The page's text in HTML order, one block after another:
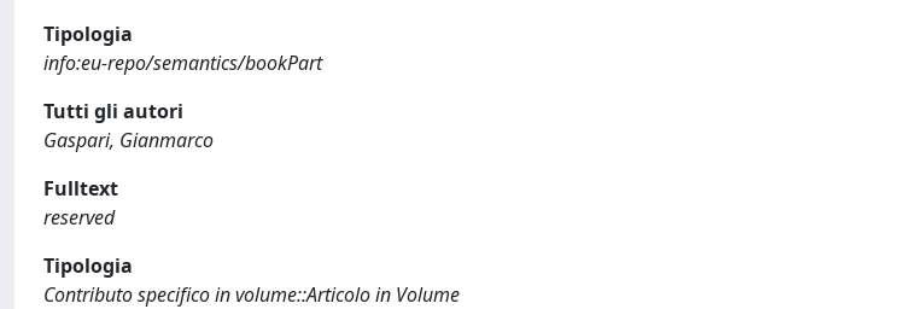
Tipologia
info:eu-repo/semantics/bookPart
Tutti gli autori
Gaspari, Gianmarco
Fulltext
reserved
Tipologia
Contributo specifico in volume::Articolo in Volume